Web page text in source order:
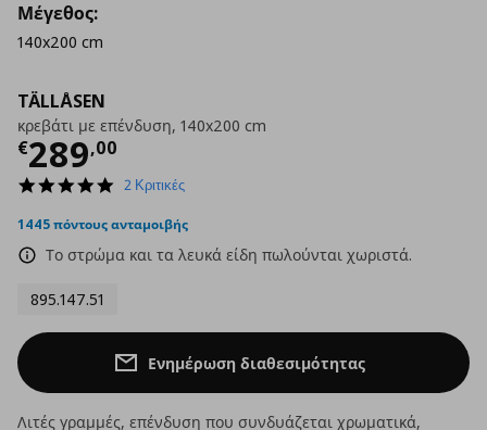
TÄLLÅSEN
κρεβάτι με επένδυση, 140x200 cm
€289,00
Τρέχουσα τιμή
5.0
rating
2 Κριτικές
1445 πόντους ανταμοιβής
Το στρώμα και τα λευκά είδη πωλούνται χωριστά.
895.147.51
Μέγεθος:
140x200 cm
Ενημέρωση διαθεσιμότητας
Λιτές γραμμές, επένδυση που συνδυάζεται χρωματικά,